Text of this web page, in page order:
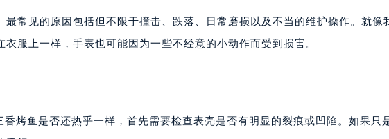
常见的原因包括但不限于撞击、跌落、日常磨损以及不当的维护操作。就像
服上一样，手表也可能因为一些不经意的小动作而受到损害。
烤鱼是否还热乎一样，首先需要检查表壳是否有明显的裂痕或凹陷。如果只